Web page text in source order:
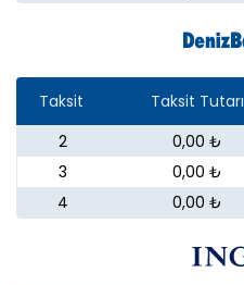
Taksit Taksit Tutarı
2
0,00 ₺
3
0,00 ₺
4
0,00 ₺